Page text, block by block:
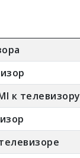
к телевизору